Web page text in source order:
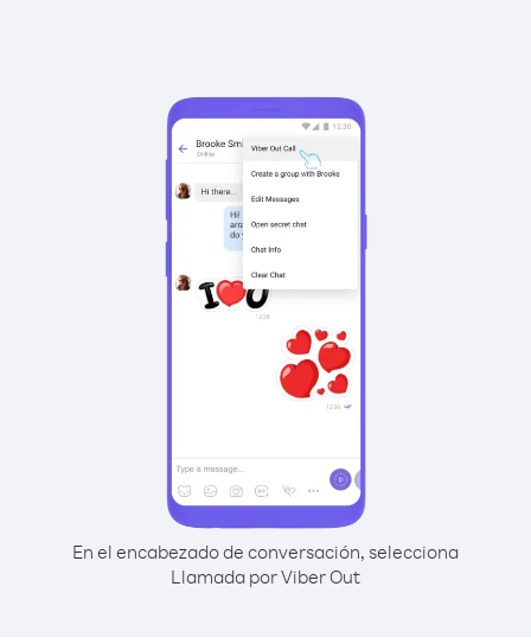
En el encabezado de conversación, selecciona
Llamada por Viber Out